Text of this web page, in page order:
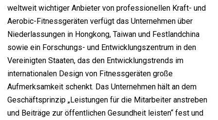
weltweit wichtiger Anbieter von professionellen Kraft- und
Aerobic-Fitnessgeräten verfügt das Unternehmen über
Niederlassungen in Hongkong, Taiwan und Festlandchina
sowie ein Forschungs- und Entwicklungszentrum in den
Vereinigten Staaten, das den Entwicklungstrends im
internationalen Design von Fitnessgeräten große
Aufmerksamkeit schenkt. Das Unternehmen hält an dem
Geschäftsprinzip „Leistungen für die Mitarbeiter anstreben
und Beiträge zur öffentlichen Gesundheit leisten“ fest und